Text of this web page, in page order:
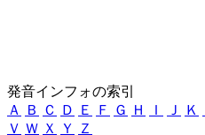
発音インフォの索引
Ａ
Ｂ Ｃ Ｄ Ｅ Ｆ Ｇ Ｈ Ｉ Ｊ Ｋ
Ｖ Ｗ Ｘ Ｙ Ｚ